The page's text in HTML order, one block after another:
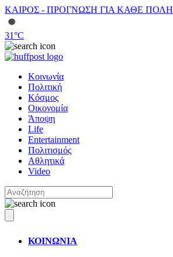
ΚΑΙΡΟΣ - ΠΡΟΓΝΩΣΗ ΓΙΑ ΚΑΘΕ ΠΟΛΗ
31°C
Κοινωνία
Πολιτική
Κόσμος
Οικονομία
Άποψη
Life
Entertainment
Πολιτισμός
Αθλητικά
Video
ΚΟΙΝΩΝΙΑ